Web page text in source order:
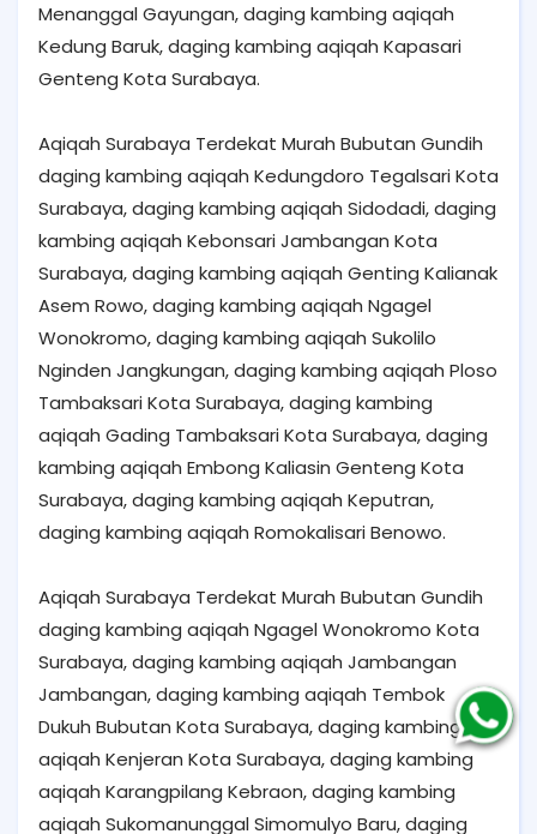
Menanggal Gayungan, daging kambing aqiqah
Kedung Baruk, daging kambing aqiqah Kapasari
Genteng Kota Surabaya.
Aqiqah Surabaya Terdekat Murah Bubutan Gundih
daging kambing aqiqah Kedungdoro Tegalsari Kota
Surabaya, daging kambing aqiqah Sidodadi, daging
kambing aqiqah Kebonsari Jambangan Kota
Surabaya, daging kambing aqiqah Genting Kalianak
Asem Rowo, daging kambing aqiqah Ngagel
Wonokromo, daging kambing aqiqah Sukolilo
Nginden Jangkungan, daging kambing aqiqah Ploso
Tambaksari Kota Surabaya, daging kambing
aqiqah Gading Tambaksari Kota Surabaya, daging
kambing aqiqah Embong Kaliasin Genteng Kota
Surabaya, daging kambing aqiqah Keputran,
daging kambing aqiqah Romokalisari Benowo.
Aqiqah Surabaya Terdekat Murah Bubutan Gundih
daging kambing aqiqah Ngagel Wonokromo Kota
Surabaya, daging kambing aqiqah Jambangan
Jambangan, daging kambing aqiqah Tembok
Dukuh Bubutan Kota Surabaya, daging kambing
aqiqah Kenjeran Kota Surabaya, daging kambing
aqiqah Karangpilang Kebraon, daging kambing
aqiqah Sukomanunggal Simomulyo Baru, daging